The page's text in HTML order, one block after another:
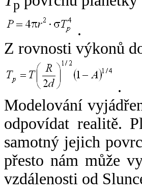
p
.
Z rovnosti výkonů
.
Modelování
odpovídat realitě.
samotný jejich
přesto nám může
vzdálenosti od